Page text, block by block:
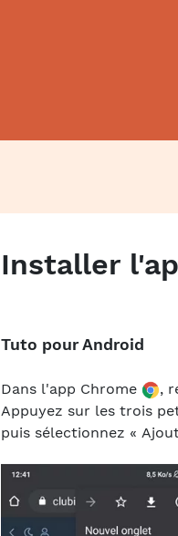
Installer
Tuto pour Android
Dans l'app Chrome ,
Appuyez sur les trois
puis sélectionnez «